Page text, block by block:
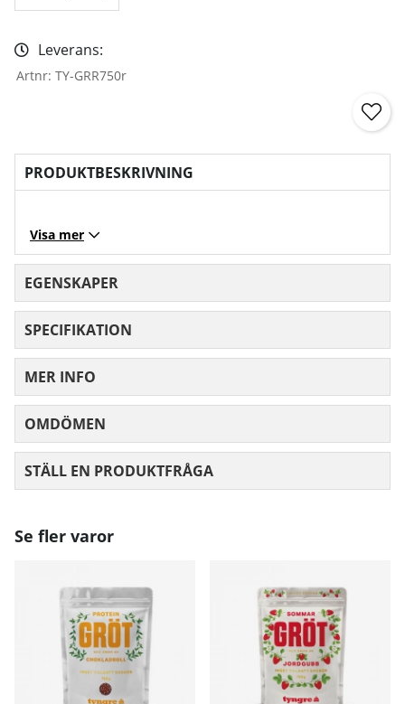
Leverans:
Artnr: TY-GRR750r
PRODUKTBESKRIVNING
Visa mer
EGENSKAPER
SPECIFIKATION
MER INFO
OMDÖMEN
STÄLL EN PRODUKTFRÅGA
Se fler varor